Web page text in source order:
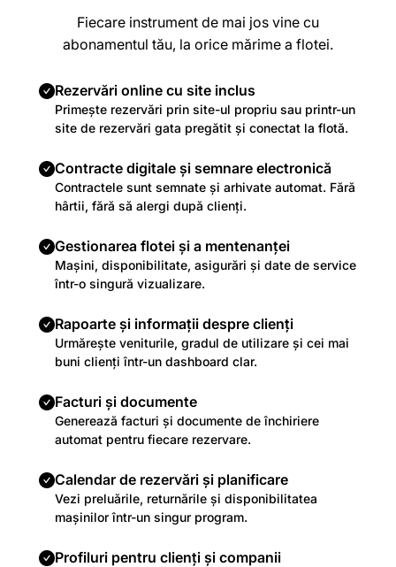
Fiecare instrument de mai jos vine cu
abonamentul tău, la orice mărime a flotei.
Rezervări online cu site inclus
Primește rezervări prin site-ul propriu sau printr-un
site de rezervări gata pregătit și conectat la flotă.
Contracte digitale și semnare electronică
Contractele sunt semnate și arhivate automat. Fără
hârtii, fără să alergi după clienți.
Gestionarea flotei și a mentenanței
Mașini, disponibilitate, asigurări și date de service
într-o singură vizualizare.
Rapoarte și informații despre clienți
Urmărește veniturile, gradul de utilizare și cei mai
buni clienți într-un dashboard clar.
Facturi și documente
Generează facturi și documente de închiriere
automat pentru fiecare rezervare.
Calendar de rezervări și planificare
Vezi preluările, returnările și disponibilitatea
mașinilor într-un singur program.
Profiluri pentru clienți și companii